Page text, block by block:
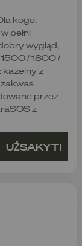
kogo:
pełni
wygląd,
1500 / 1800 /
z
przez
z
UŽSAKYTI